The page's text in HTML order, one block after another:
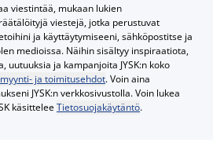
viestintää, mukaan lukien
viestejä, jotka perustuvat
ja käyttäytymiseeni, sähköpostitse ja
medioissa. Näihin sisältyy inspiraatiota,
uutuuksia ja kampanjoita JYSK:n koko
myynti- ja toimitusehdot. Voin aina
JYSK:n verkkosivustolla. Voin lukea
käsitteleeTietosuojakäytäntö.